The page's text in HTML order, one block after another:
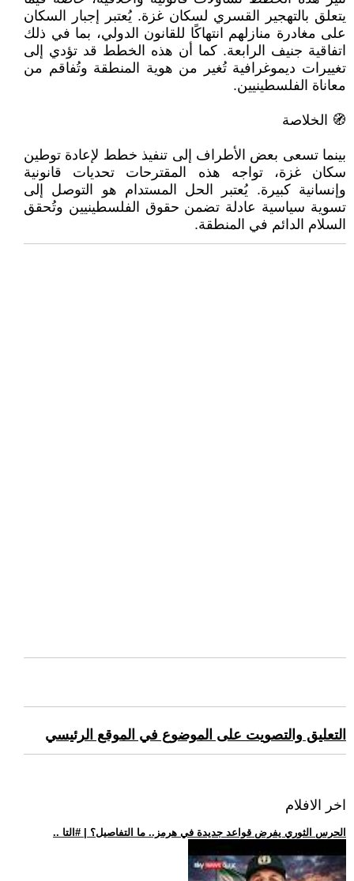
يتعلق بالتهجير القسري لسكان غزة. يُعتبر إجبار السكان
على مغادرة منازلهم انتهاكًا للقانون الدولي، بما في ذلك
اتفاقية جنيف الرابعة. كما أن هذه الخطط قد تؤدي إلى
تغييرات ديموغرافية تُغير من هوية المنطقة وتُفاقم من
معاناة الفلسطينيين.
🧭 الخلاصة
بينما تسعى بعض الأطراف إلى تنفيذ خطط لإعادة توطين
سكان غزة، تواجه هذه المقترحات تحديات قانونية
وإنسانية كبيرة. يُعتبر الحل المستدام هو التوصل إلى
تسوية سياسية عادلة تضمن حقوق الفلسطينيين وتُحقق
السلام الدائم في المنطقة.
التعليق والتصويت على الموضوع في الموقع الرئيسي
اخر الافلام
.. الحرس الثوري يفرض قواعد جديدة في هرمز.. ما التفاصيل؟ | #التا